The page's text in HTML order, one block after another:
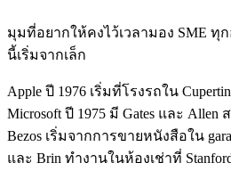
มุมที่อยากให้คงไว้เวลามอง SME
นี้เริ่มจากเล็ก
Apple ปี 1976 เริ่มที่โรงรถใน
Microsoft ปี 1975 มี Gates และ Allen
Bezos เริ่มจากการขายหนังสือใน
และ Brin ทำงานในห้องเช่าที่